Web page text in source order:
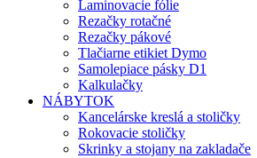
Laminovacie fólie
Rezačky rotačné
Rezačky pákové
Tlačiarne etikiet Dymo
Samolepiace pásky D1
Kalkulačky
NÁBYTOK
Kancelárske kreslá a stoličky
Rokovacie stoličky
Skrinky a stojany na zakladače